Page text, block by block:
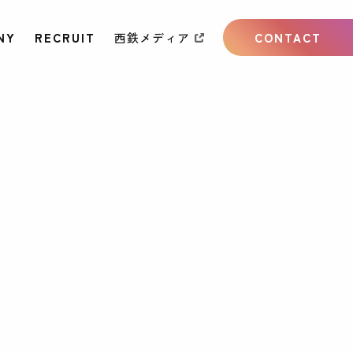
RECRUIT 西鉄メディア CONTACT